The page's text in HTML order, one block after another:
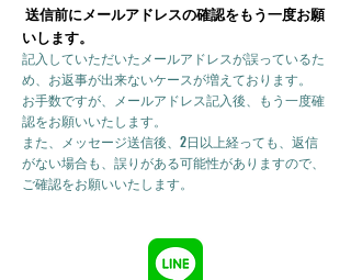
送信前にメールアドレスの確認をもう一度お願
いします。
記入していただいたメールアドレスが誤っているた
め、お返事が出来ないケースが増えております。
お手数ですが、メールアドレス記入後、もう一度確
認をお願いいたします。
また、メッセージ送信後、2日以上経っても、返信
がない場合も、誤りがある可能性がありますので、
ご確認をお願いいたします。